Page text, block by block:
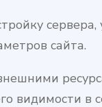
сайта.
видимости в